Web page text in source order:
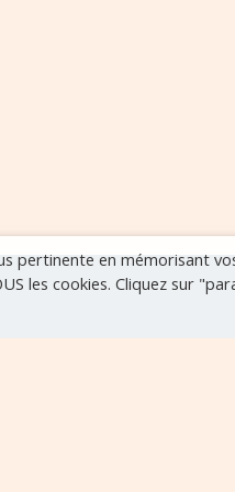
pertinente en mémorisant
les cookies. Cliquez sur